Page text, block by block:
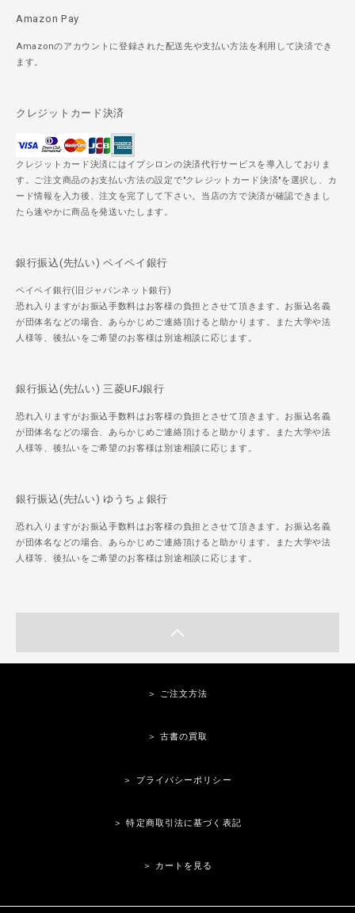
Amazon Pay
Amazonのアカウントに登録された配送先や支払い方法を利用して決済でき
ます。
クレジットカード決済
クレジットカード決済にはイプシロンの決済代行サービスを導入しておりま
す。ご注文商品のお支払い方法の設定で"クレジットカード決済"を選択し、カ
ード情報を入力後、注文を完了して下さい。当店の方で決済が確認できまし
たら速やかに商品を発送いたします。
銀行振込(先払い) ペイペイ銀行
ペイペイ銀行(旧ジャパンネット銀行)
恐れ入りますがお振込手数料はお客様の負担とさせて頂きます。お振込名義
が団体名などの場合、あらかじめご連絡頂けると助かります。また大学や法
人様等、後払いをご希望のお客様は別途相談に応じます。
銀行振込(先払い) 三菱UFJ銀行
恐れ入りますがお振込手数料はお客様の負担とさせて頂きます。お振込名義
が団体名などの場合、あらかじめご連絡頂けると助かります。また大学や法
人様等、後払いをご希望のお客様は別途相談に応じます。
銀行振込(先払い) ゆうちょ銀行
恐れ入りますがお振込手数料はお客様の負担とさせて頂きます。お振込名義
が団体名などの場合、あらかじめご連絡頂けると助かります。また大学や法
人様等、後払いをご希望のお客様は別途相談に応じます。
＞ ご注文方法
＞ 古書の買取
＞ プライバシーポリシー
＞ 特定商取引法に基づく表記
＞ カートを見る